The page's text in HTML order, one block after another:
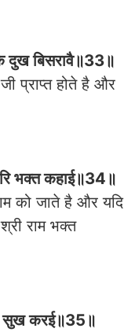
दुख बिसरावै॥33॥
प्राप्त होते है और
भक्त कहाई॥34॥
को जाते है और यदि
राम भक्त
सुख करई॥35॥